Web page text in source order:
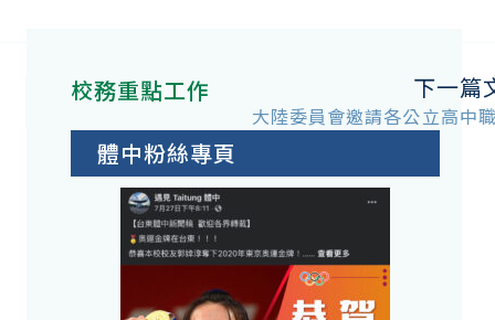
下一篇
大陸委員會邀請各公立高中
校務重點工作
體中粉絲專頁